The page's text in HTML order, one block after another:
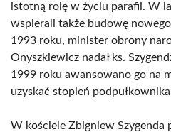
istotną rolę w życiu parafii. W
wspierali także budowę
1993 roku, minister obrony
Onyszkiewicz nadał ks.
1999 roku awansowano go na
uzyskać stopień
W kościele Zbigniew Szygenda